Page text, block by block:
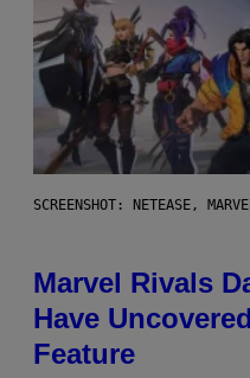
SCREENSHOT: NETEASE,
Marvel Rivals
Have
Feature